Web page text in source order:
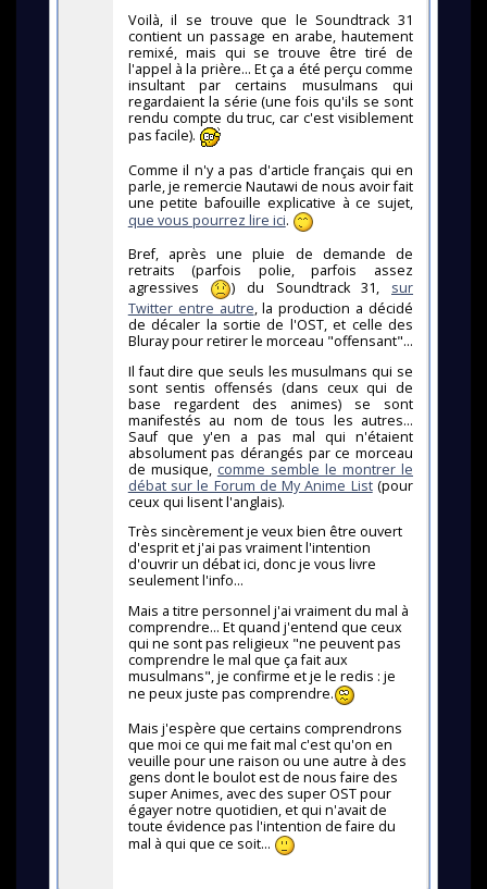
Voilà, il se trouve que le Soundtrack 31
contient un passage en arabe, hautement
remixé, mais qui se trouve être tiré de
l'appel à la prière... Et ça a été perçu comme
insultant par certains musulmans qui
regardaient la série (une fois qu'ils se sont
rendu compte du truc, car c'est visiblement
pas facile).
Comme il n'y a pas d'article français qui en
parle, je remercie Nautawi de nous avoir fait
une petite bafouille explicative à ce sujet,
que vous pourrez lire ici.
Bref, après une pluie de demande de
retraits (parfois polie, parfois assez
agressives
) du Soundtrack 31, sur
Twitter entre autre, la production a décidé
de décaler la sortie de l'OST, et celle des
Bluray pour retirer le morceau "offensant"...
Il faut dire que seuls les musulmans qui se
sont sentis offensés (dans ceux qui de
base regardent des animes) se sont
manifestés au nom de tous les autres...
Sauf que y'en a pas mal qui n'étaient
absolument pas dérangés par ce morceau
de musique, comme semble le montrer le
débat sur le Forum de My Anime List(pour
ceux qui lisent l'anglais).
Très sincèrement je veux bien être ouvert
d'esprit et j'ai pas vraiment l'intention
d'ouvrir un débat ici, donc je vous livre
seulement l'info...
Mais a titre personnel j'ai vraiment du mal à
comprendre... Et quand j'entend que ceux
qui ne sont pas religieux "ne peuvent pas
comprendre le mal que ça fait aux
musulmans", je confirme et je le redis : je
ne peux juste pas comprendre.
Mais j'espère que certains comprendrons
que moi ce qui me fait mal c'est qu'on en
veuille pour une raison ou une autre à des
gens dont le boulot est de nous faire des
super Animes, avec des super OST pour
égayer notre quotidien, et qui n'avait de
toute évidence pas l'intention de faire du
mal à qui que ce soit...